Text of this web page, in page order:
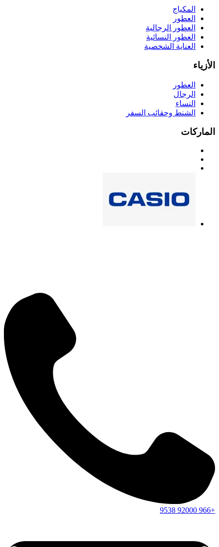
المكياج
العطور
العطور الرجالية
العطور النسائية
العناية الشخصية
الأزياء
العطور
الرجال
النساء
الشنط وحقائب السفر
الماركات
+966
92000
9538